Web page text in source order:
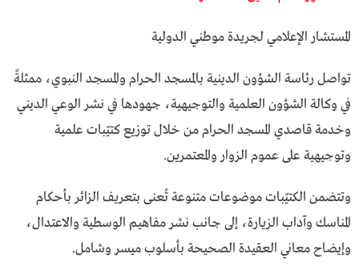
المستشار الإعلامي لجريدة موطني الدولية
تواصل رئاسة الشؤون الدينية بالمسجد الحرام والمسجد النبوي، ممثلةً
في وكالة الشؤون العلمية والتوجيهية، جهودها في نشر الوعي الديني
وخدمة قاصدي المسجد الحرام من خلال توزيع كتيّبات علمية
وتوجيهية على عموم الزوار والمعتمرين.
وتتضمن الكتيّبات موضوعات متنوعة تُعنى بتعريف الزائر بأحكام
المناسك وآداب الزيارة، إلى جانب نشر مفاهيم الوسطية والاعتدال،
وإيضاح معاني العقيدة الصحيحة بأسلوب ميسر وشامل.